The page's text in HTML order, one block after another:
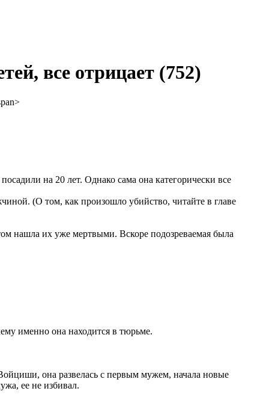
все отрицает (752)
на 20 лет. Однако сама она категорически все
(О том, как произошло убийство, читайте в главе
нашла их уже мертвыми. Вскоре подозреваемая была
именно она находится в тюрьме.
она развелась с первым мужем, начала новые
ее не избивал.